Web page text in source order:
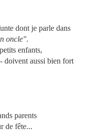
dont je parle dans
oncle".
enfants,
doivent aussi bien fort
parents
de fête...